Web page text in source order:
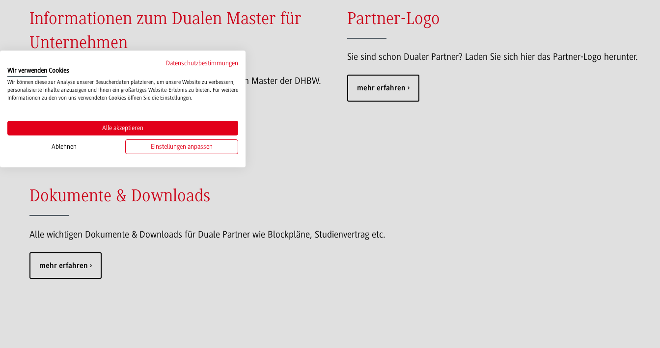
Informationen zum Dualen Master für
Unternehmen
Personal finden, entwickeln und binden - mit dem Dualen Master der DHBW.
Partner-Logo
Sie sind schon Dualer Partner? Laden Sie sich hier das Partner-Logo herunter.
mehr erfahren
Dokumente & Downloads
Alle wichtigen Dokumente & Downloads für Duale Partner wie Blockpläne, Studienvertrag etc.
mehr erfahren
Datenschutzbestimmungen
Wir verwenden Cookies
Wir können diese zur Analyse unserer Besucherdaten platzieren, um unsere Website zu verbessern,
personalisierte Inhalte anzuzeigen und Ihnen ein großartiges Website-Erlebnis zu bieten. Für weitere
Informationen zu den von uns verwendeten Cookies öffnen Sie die Einstellungen.
Alle akzeptieren
Ablehnen Einstellungen anpassen